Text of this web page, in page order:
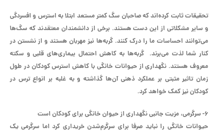
تحقیقات ثابت کرده‌اند که صاحبان سگ کمتر مستعد ابتلا به استرس و افسردگی
و سایر مشکلاتی از این دست هستند. برخی از دانشمندان معتقدند که سگ‌ها
می‌توانند احساسات ما را درک کنند. گربه‌ها نیز مهربان هستند و از نشستن در
کنار شما لذت می‌برند. گربه‌ها به کاهش احتمال بیماری‌های قلبی و سکته
معروف هستند. نگهداری از حیوانات خانگی با کاهش استرس کودکان در طول
زمان تاثیر مثبتی بر عملکرد ذهنی آن‌ها گذاشته و به غلبه بر انواع ترس در
کودکان نیز کمک خواهد کرد.
۶- سرگرمی، مزیت جانبی نگهداری از حیوان خانگی برای کودکان است
حیوانات خانگی را نباید صرفا برای سرگرم‌شدن خریداری کرد اما سرگرمی یک